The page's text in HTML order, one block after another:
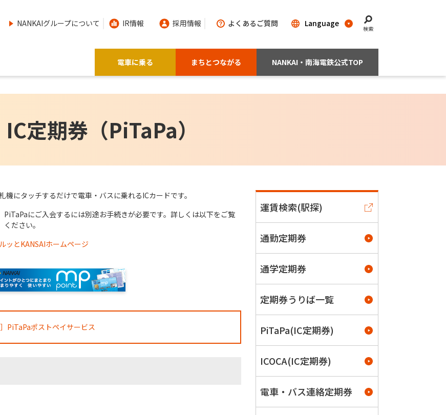
NANKAIグループについて IR情報 採用情報 よくあるご質問
検索
電車に乗る まちとつながる NANKAI・南海電鉄公式TOP
IC定期券（PiTaPa）
機にタッチするだけで電車・バスに乗れるICカードです。
PiTaPaにご入会するには別途お手続きが必要です。詳しくは以下をご覧
ください。
ッとKANSAIホームページ
］PiTaPaポストペイサービス
運賃検索(駅探)
通勤定期券
通学定期券
定期券うりば一覧
PiTaPa(IC定期券)
ICOCA(IC定期券)
電車・バス連絡定期券